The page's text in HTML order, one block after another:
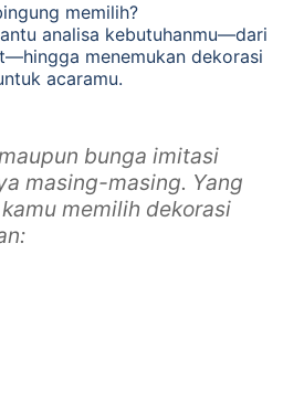
memilih?
analisa kebutuhanmu—dari
menemukan dekorasi
acaramu.
bunga imitasi
masing-masing. Yang
memilih dekorasi